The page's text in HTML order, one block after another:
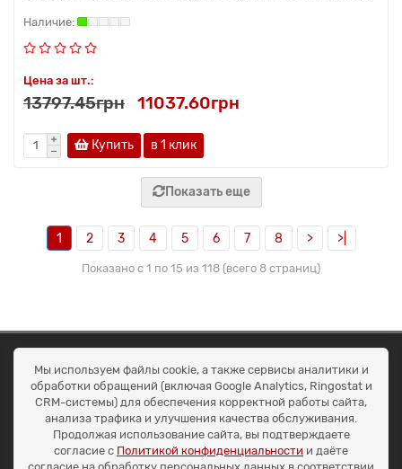
Цена за шт.:
13797.45грн 11037.60грн
Купить в 1 клик
Показать еще
1 2 3 4 5 6 7 8 > >|
Показано с 1 по 15 из 118 (всего 8 страниц)
ОКЕАН ТРЕЙД
Договір публичної оферти
Доставка та оплата
Наші контакти
Умови повернення
+38 (099) 452-20-02
+38 (098) 492-20-02
Мы используем файлы cookie, а также сервисы аналитики и
обработки обращений (включая Google Analytics, Ringostat и
CRM-системы) для обеспечения корректной работы сайта,
анализа трафика и улучшения качества обслуживания.
Продолжая использование сайта, вы подтверждаете
согласие с Политикой конфиденциальности и даёте